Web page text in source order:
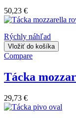
50,23 €
Rýchly náhľad
Vložiť do košíka
Compare
Tácka
29,73 €